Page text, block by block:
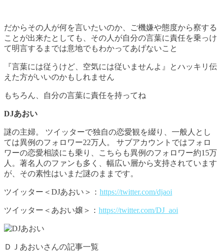
だからその人が何を言いたいのか、ご機嫌や態度から察する
ことが出来たとしても、その人が自分の言葉に責任を乗っけ
て明言するまでは意地でもわかってあげないこと
『言葉には従うけど、空気には従いませんよ』とハッキリ伝
えた方がいいのかもしれません
もちろん、自分の言葉に責任を持ってね
DJあおい
謎の主婦。 ツイッターで独自の恋愛観を綴り、一般人とし
ては異例のフォロワー22万人。 サブアカウントではフォロ
ワーの恋愛相談にも乗り、こちらも異例のフォロワー約15万
人。著名人のファンも多く、幅広い層から支持されています
が、その素性はいまだ謎のままです。
ツイッター＜DJあおい＞： https://twitter.com/djaoi
ツイッター＜あおい嬢＞： https://twitter.com/DJ_aoi
ＤＪあおいさんの記事一覧